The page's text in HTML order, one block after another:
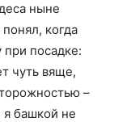
ныне
когда
посадке:
чуть вяще,
–
я башкой не